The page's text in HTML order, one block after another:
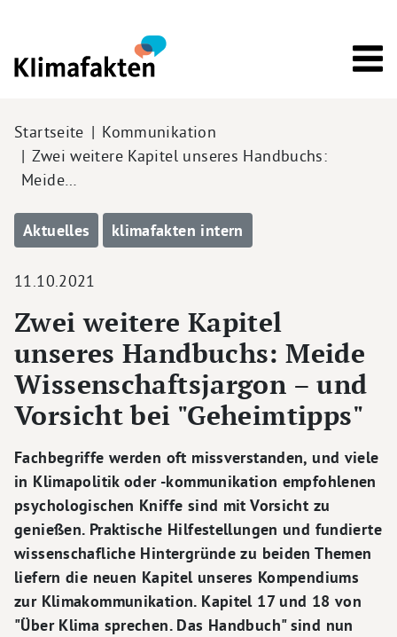
Pfadnavigation
Startseite
Kommunikation
Zwei weitere Kapitel unseres Handbuchs:
Meide…
Aktuelles klimafakten intern
11.10.2021
Zwei weitere Kapitel
unseres Handbuchs: Meide
Wissenschaftsjargon – und
Vorsicht bei "Geheimtipps"
Fachbegriffe werden oft missverstanden, und viele
in Klimapolitik oder -kommunikation empfohlenen
psychologischen Kniffe sind mit Vorsicht zu
genießen. Praktische Hilfestellungen und fundierte
wissenschafliche Hintergründe zu beiden Themen
liefern die neuen Kapitel unseres Kompendiums
zur Klimakommunikation. Kapitel 17 und 18 von
"Über Klima sprechen. Das Handbuch" sind nun